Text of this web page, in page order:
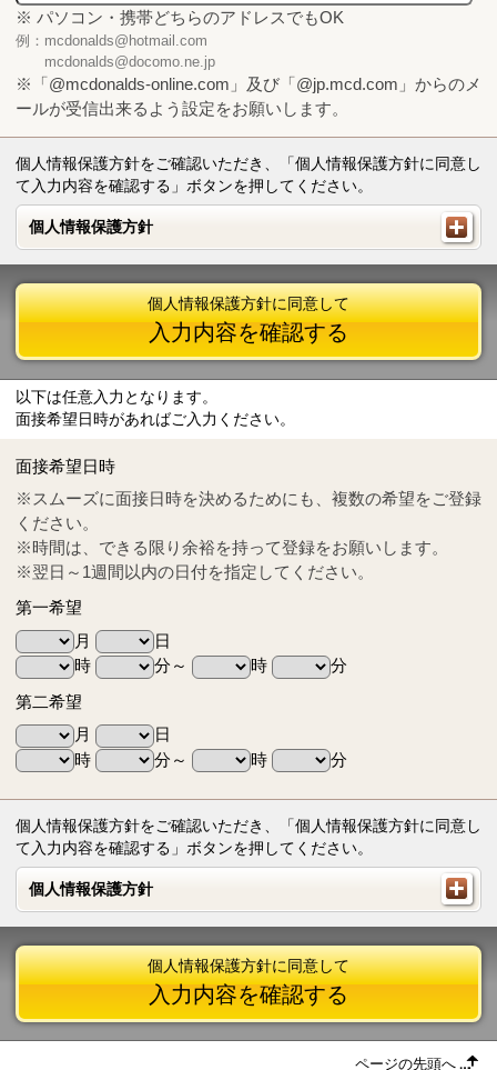
※ パソコン・携帯どちらのアドレスでもOK
例：mcdonalds@hotmail.com
mcdonalds@docomo.ne.jp
※「@mcdonalds-online.com」及び「@jp.mcd.com」からのメ
ールが受信出来るよう設定をお願いします。
個人情報保護方針をご確認いただき、「個人情報保護方針に同意し
て入力内容を確認する」ボタンを押してください。
個人情報保護方針
個人情報保護方針
Tel
0570-55-0314
個人情報保護方針に同意して
入力内容を確認する
以下は任意入力となります。
面接希望日時があればご入力ください。
面接希望日時
※スムーズに面接日時を決めるためにも、複数の希望をご登録
ください。
※時間は、できる限り余裕を持って登録をお願いします。
※翌日～1週間以内の日付を指定してください。
第一希望
月
日
時
分～ 時
分
第二希望
月
日
時
分～ 時 分
個人情報保護方針をご確認いただき、「個人情報保護方針に同意し
て入力内容を確認する」ボタンを押してください。
個人情報保護方針
個人情報保護方針
個人情報保護方針に同意して
入力内容を確認する
ページの先頭へ